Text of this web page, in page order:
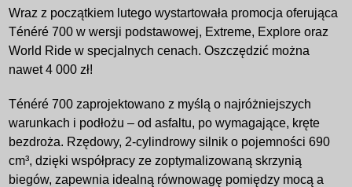
Wraz z początkiem lutego wystartowała promocja oferująca
Ténéré 700 w wersji podstawowej, Extreme, Explore oraz
World Ride w specjalnych cenach. Oszczędzić można
nawet 4 000 zł!
Ténéré 700 zaprojektowano z myślą o najróżniejszych
warunkach i podłożu – od asfaltu, po wymagające, kręte
bezdroża. Rzędowy, 2-cylindrowy silnik o pojemności 690
cm³, dzięki współpracy ze zoptymalizowaną skrzynią
biegów, zapewnia idealną równowagę pomiędzy mocą a